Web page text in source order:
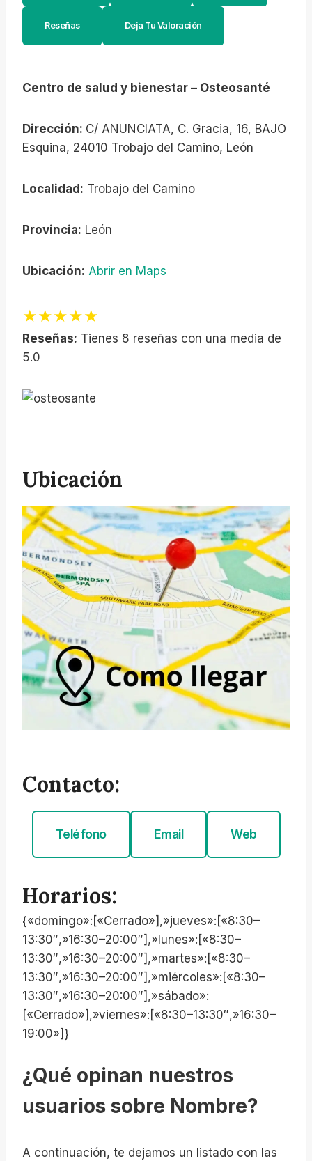
Reseñas Deja Tu Valoración
Centro de salud y bienestar – Osteosanté
Dirección: C/ ANUNCIATA, C. Gracia, 16, BAJO
Esquina, 24010 Trobajo del Camino, León
Localidad: Trobajo del Camino
Provincia: León
Ubicación: Abrir en Maps
★★★★★
Reseñas: Tienes 8 reseñas con una media de
5.0
Ubicación
Contacto:
Teléfono Email Web
Horarios:
{«domingo»:[«Cerrado»],»jueves»:[«8:30–
13:30″,»16:30–20:00″],»lunes»:[«8:30–
13:30″,»16:30–20:00″],»martes»:[«8:30–
13:30″,»16:30–20:00″],»miércoles»:[«8:30–
13:30″,»16:30–20:00″],»sábado»:
[«Cerrado»],»viernes»:[«8:30–13:30″,»16:30–
19:00»]}
¿Qué opinan nuestros
usuarios sobre Nombre?
A continuación, te dejamos un listado con las